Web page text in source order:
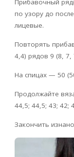
Прибавочный
по узору до
лицевые.
Повторять
4,4) рядов 9 (8, 7,
На спицах — 50
Продолжайте
44,5; 44,5; 43; 42;
Закончить